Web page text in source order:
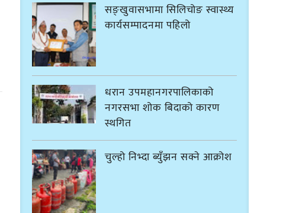
सङ्खुवासभामा सिलिचोङ स्वास्थ्य
कार्यसम्पादनमा पहिलो
धरान उपमहानगरपालिकाको
नगरसभा शोक बिदाको कारण
स्थगित
चुल्हो निभ्दा ब्युँझन सक्ने आक्रोश